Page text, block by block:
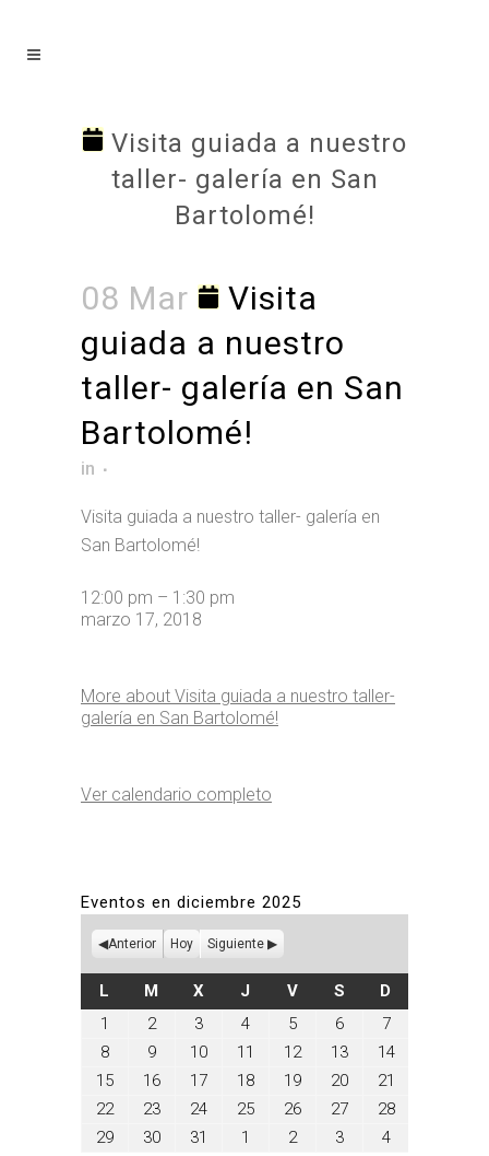
Visita guiada a nuestro
taller- galería en San
Bartolomé!
08 Mar
Visita
guiada a nuestro
taller- galería en San
Bartolomé!
in
Visita guiada a nuestro taller- galería en
San Bartolomé!
12:00 pm – 1:30 pm
marzo 17, 2018
More about Visita guiada a nuestro taller-
galería en San Bartolomé!
Ver calendario completo
Eventos en diciembre 2025
Anterior Hoy Siguiente
L LUNES
M MARTES
XMIÉRCOLES
J JUEVES
VVIERNES
SSÁBADO
D
1
diciembre
2025
2diciembre
2025
3diciembre
3,
2025
4diciembre
4,
2025
5diciembre
5,
2025
6diciembre
6,
2025
7diciembre
7,
2025
8diciembre
8,
2025
9diciembre
9,
2025
10diciembre
10,
11
diciembre
2025
12diciembre
2025
13diciembre
2025
14diciembre
15diciembre
2025
16diciembre
2025
17diciembre
2025
18diciembre
18,
2025
19diciembre
2025
20diciembre
20,
2025
21
21,
2025
22diciembre
2025
23diciembre
2025
24diciembre
25diciembre
26diciembre
27diciembre
28diciembre
29diciembre
30diciembre
31
diciembre
1
enero2enero3enero4enero